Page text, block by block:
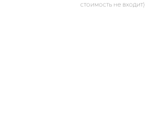
стоимость не входит)